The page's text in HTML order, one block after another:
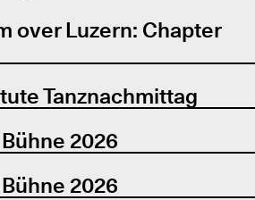
over Luzern: Chapter
Tanznachmittag
2026
2026